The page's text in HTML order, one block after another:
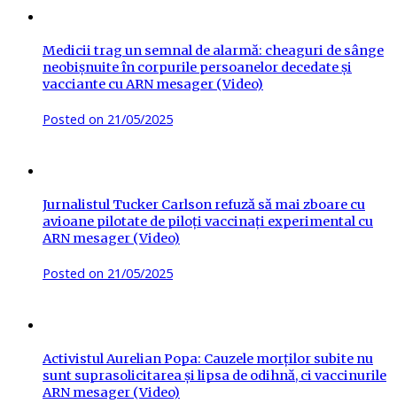
Medicii trag un semnal de alarmă: cheaguri de sânge
neobișnuite în corpurile persoanelor decedate și
vacciante cu ARN mesager (Video)
Posted on 21/05/2025
Jurnalistul Tucker Carlson refuză să mai zboare cu
avioane pilotate de piloți vaccinați experimental cu
ARN mesager (Video)
Posted on 21/05/2025
Activistul Aurelian Popa: Cauzele morților subite nu
sunt suprasolicitarea și lipsa de odihnă, ci vaccinurile
ARN mesager (Video)